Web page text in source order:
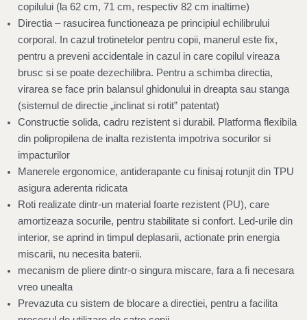
copilului (la 62 cm, 71 cm, respectiv 82 cm inaltime)
Directia – rasucirea functioneaza pe principiul echilibrului
corporal. In cazul trotinetelor pentru copii, manerul este fix,
pentru a preveni accidentale in cazul in care copilul vireaza
brusc si se poate dezechilibra. Pentru a schimba directia,
virarea se face prin balansul ghidonului in dreapta sau stanga
(sistemul de directie „inclinat si rotit” patentat)
Constructie solida, cadru rezistent si durabil. Platforma flexibila
din polipropilena de inalta rezistenta impotriva socurilor si
impacturilor
Manerele ergonomice, antiderapante cu finisaj rotunjit din TPU
asigura aderenta ridicata
Roti realizate dintr-un material foarte rezistent (PU), care
amortizeaza socurile, pentru stabilitate si confort. Led-urile din
interior, se aprind in timpul deplasarii, actionate prin energia
miscarii, nu necesita baterii.
mecanism de pliere dintr-o singura miscare, fara a fi necesara
vreo unealta
Prevazuta cu sistem de blocare a directiei, pentru a facilita